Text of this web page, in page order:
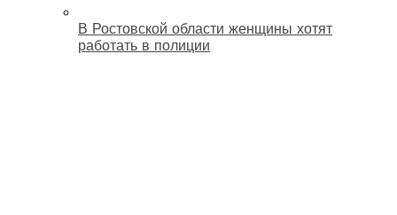
В Ростовской области женщины хотят
работать в полиции